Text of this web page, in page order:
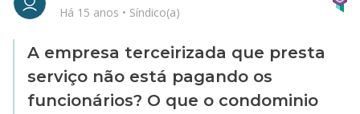
A empresa terceirizada que presta
serviço não está pagando os
funcionários? O que o condominio
Há 15 anos • Síndico(a)